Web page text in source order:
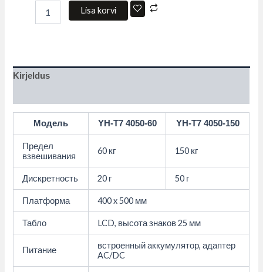
Lisa korvi
Kirjeldus
Модель YH-T7 4050-60 YH-T7 4050-150
Предел
взвешивания
60 кг 150 кг
Дискретность 20 г 50 г
Платформа 400 x 500 мм
Табло LCD, высота знаков 25 мм
Питание
встроенный аккумулятор, адаптер
AC/DC